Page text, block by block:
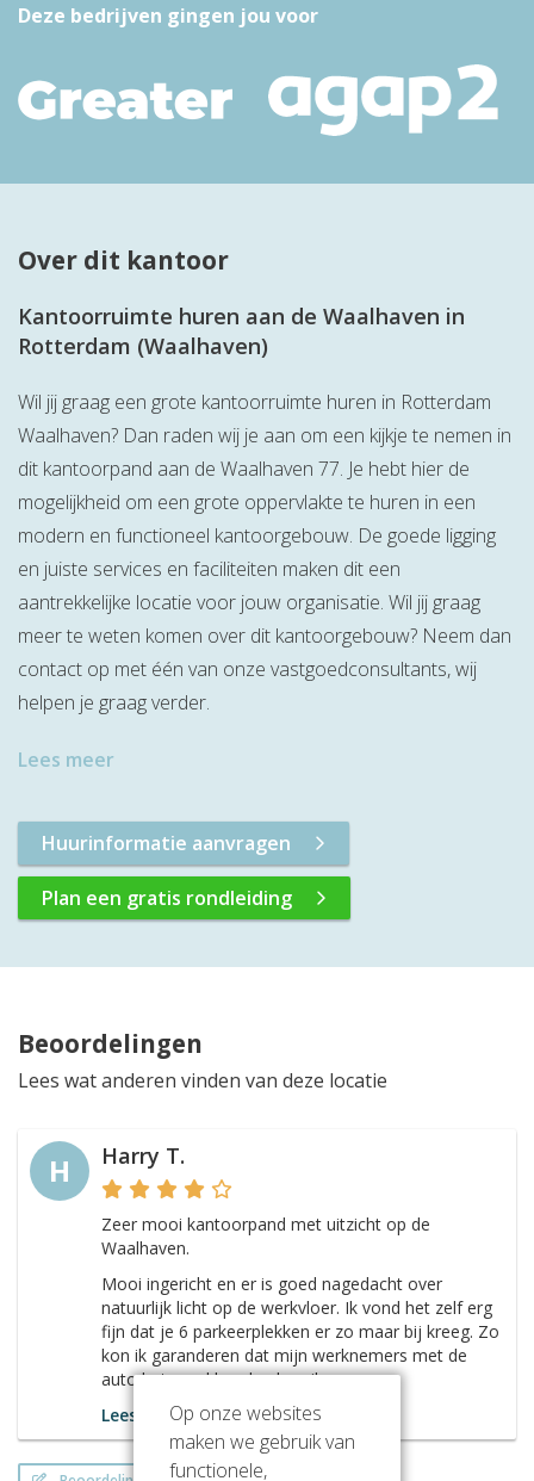
Deze bedrijven gingen jou voor
Over dit kantoor
Kantoorruimte huren aan de Waalhaven in
Rotterdam (Waalhaven)
Wil jij graag een grote kantoorruimte huren in Rotterdam
Waalhaven? Dan raden wij je aan om een kijkje te nemen in
dit kantoorpand aan de Waalhaven 77. Je hebt hier de
mogelijkheid om een grote oppervlakte te huren in een
modern en functioneel kantoorgebouw. De goede ligging
en juiste services en faciliteiten maken dit een
aantrekkelijke locatie voor jouw organisatie. Wil jij graag
meer te weten komen over dit kantoorgebouw? Neem dan
contact op met één van onze vastgoedconsultants, wij
helpen je graag verder.
Lees meer
Huurinformatie aanvragen
Plan een gratis rondleiding
Beoordelingen
Lees wat anderen vinden van deze locatie
H Harry T.
Zeer mooi kantoorpand met uitzicht op de
Waalhaven.
Mooi ingericht en er is goed nagedacht over
natuurlijk licht op de werkvloer. Ik vond het zelf erg
fijn dat je 6 parkeerplekken er zo maar bij kreeg. Zo
kon ik garanderen dat mijn werknemers met de
auto het pand konden bereiken.
Lees meerOp onze websites
maken we gebruik van
functionele,